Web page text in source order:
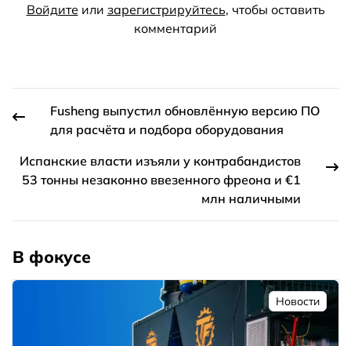
Войдите или зарегистрируйтесь, чтобы оставить
комментарий
Fusheng выпустил обновлённую версию ПО
для расчёта и подбора оборудования
Испанские власти изъяли у контрабандистов
53 тонны незаконно ввезенного фреона и €1
млн наличными
В фокусе
Новости